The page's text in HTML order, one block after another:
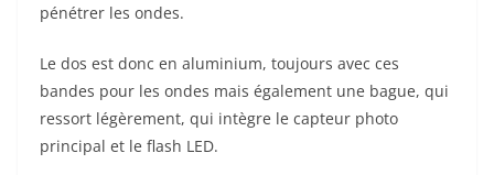
pénétrer les ondes.
Le dos est donc en aluminium, toujours avec ces
bandes pour les ondes mais également une bague, qui
ressort légèrement, qui intègre le capteur photo
principal et le flash LED.